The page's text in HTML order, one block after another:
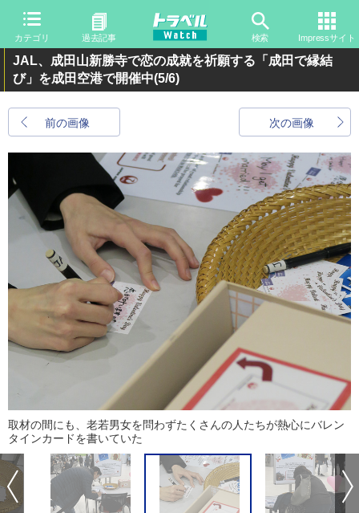
カテゴリ 過去記事 検索 Impressサイト
JAL、成田山新勝寺で恋の成就を祈願する「成田で縁結
び」を成田空港で開催中(5/6)
前の画像 次の画像
取材の間にも、老若男女を問わずたくさんの人たちが熱心にバレン
タインカードを書いていた